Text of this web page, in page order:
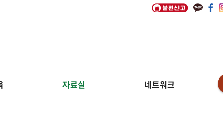
자료실 네트워크